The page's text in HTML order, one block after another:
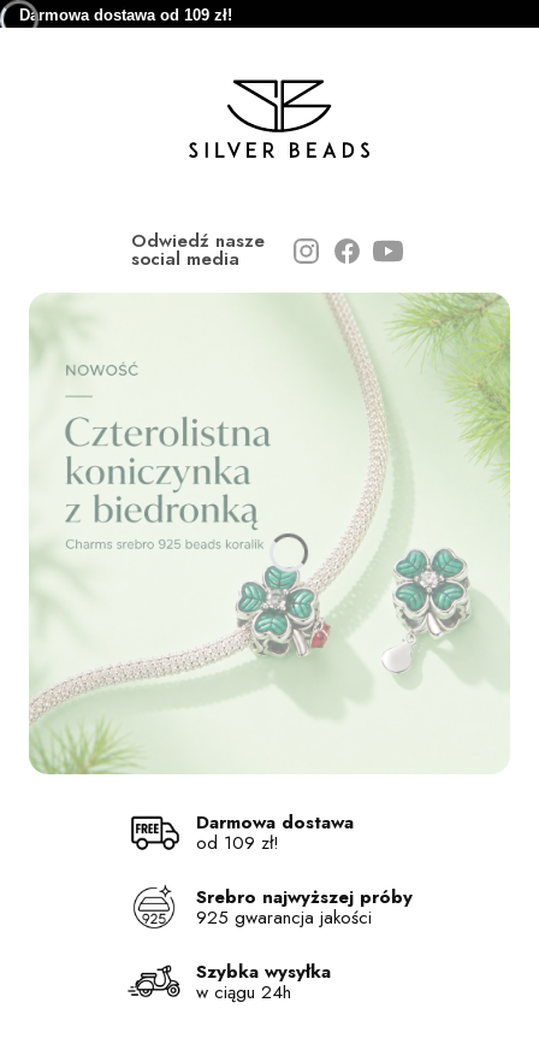
Darmowa dostawa od 109 zł!
Odwiedź nasze
social media
Darmowa dostawa
od 109 zł!
Srebro najwyższej próby
925 gwarancja jakości
Szybka wysyłka
w ciągu 24h